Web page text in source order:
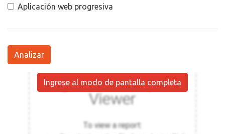
Aplicación web progresiva
Analizar
Ingrese al modo de pantalla completa